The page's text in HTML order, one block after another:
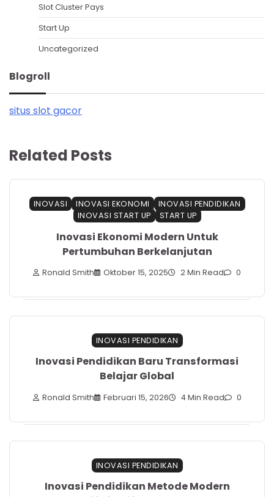
Slot Cluster Pays
Start Up
Uncategorized
Blogroll
situs slot gacor
Related Posts
INOVASI INOVASI EKONOMI
INOVASI PENDIDIKAN
INOVASI START UP
START UP
Inovasi Ekonomi Modern Untuk
Pertumbuhan Berkelanjutan
Ronald Smith Oktober 15, 2025 2 Min Read 0
INOVASI PENDIDIKAN
Inovasi Pendidikan Baru Transformasi
Belajar Global
Ronald Smith Februari 15, 2026 4 Min Read 0
INOVASI PENDIDIKAN
Inovasi Pendidikan Metode Modern